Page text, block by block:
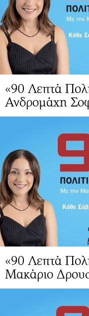
«90 Λεπτά
Ανδρομάχη
«90 Λεπτά
Μακάριο